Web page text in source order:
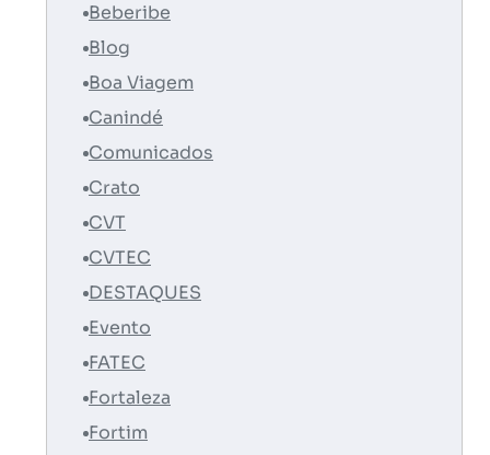
Beberibe
Blog
Boa Viagem
Canindé
Comunicados
Crato
CVT
CVTEC
DESTAQUES
Evento
FATEC
Fortaleza
Fortim